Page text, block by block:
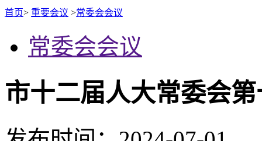
首页> 重要会议 >常委会会议
常委会会议
市十二届人大常委会